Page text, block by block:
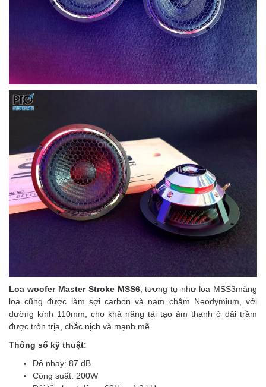
Loa woofer Master Stroke MSS6, tương tự như loa MSS3màng
loa cũng được làm sợi carbon và nam châm Neodymium, với
đường kính 110mm, cho khả năng tái tạo âm thanh ở dải trầm
được tròn trịa, chắc nịch và mạnh mẽ.
Thông số kỹ thuật:
Độ nhạy: 87 dB
Công suất: 200W